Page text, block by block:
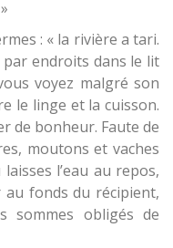
: « la rivière a tari.
par endroits dans le lit
voyez malgré son
le linge et la cuisson.
de bonheur. Faute de
moutons et vaches
l’eau au repos,
fonds du récipient,
sommes obligés de